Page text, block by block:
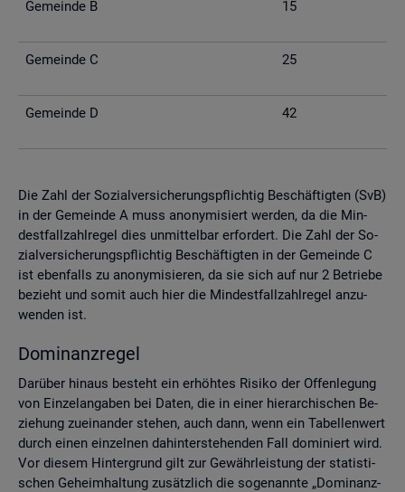
Ge­mein­de B 15
Ge­mein­de C 25
Ge­mein­de D 42
Die Zahl der So­zi­al­ver­si­che­rungs­pflich­tig Be­schäf­tig­ten (SvB)
in der Ge­mein­de A muss an­ony­mi­siert wer­den, da die Min­
dest­fall­zahl­re­gel dies un­mit­tel­bar er­for­dert. Die Zahl der So­
zi­al­ver­si­che­rungs­pflich­tig Be­schäf­tig­ten in der Ge­mein­de C
ist eben­falls zu an­ony­mi­sie­ren, da sie sich auf nur 2 Be­trie­be
be­zieht und somit auch hier die Min­dest­fall­zahl­re­gel an­zu­
wen­den ist.
Do­mi­nanz­re­gel
Dar­über hin­aus be­steht ein er­höh­tes Ri­si­ko der Of­fen­le­gung
von Ein­zel­an­ga­ben bei Daten, die in einer hier­ar­chi­schen Be­
zie­hung zu­ein­an­der ste­hen, auch dann, wenn ein Ta­bel­len­wert
durch einen ein­zel­nen da­hin­ter­ste­hen­den Fall do­mi­niert wird.
Vor die­sem Hin­ter­grund gilt zur Ge­währ­leis­tung der sta­tis­ti­
schen Ge­heim­hal­tung zu­sätz­lich die so­ge­nann­te „Do­mi­nanz­